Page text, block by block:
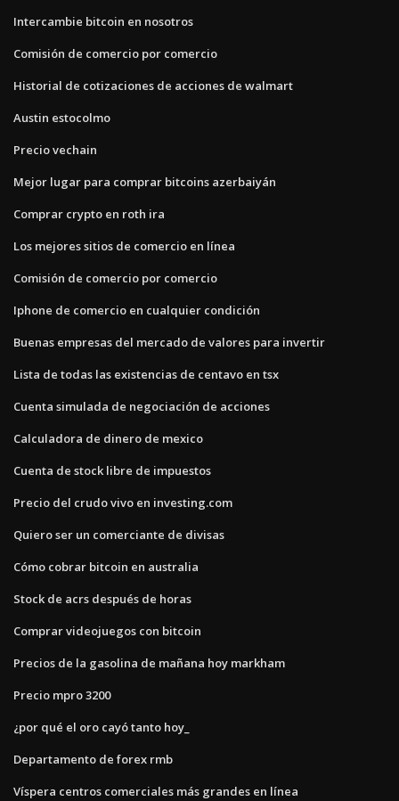
Intercambie bitcoin en nosotros
Comisión de comercio por comercio
Historial de cotizaciones de acciones de walmart
Austin estocolmo
Precio vechain
Mejor lugar para comprar bitcoins azerbaiyán
Comprar crypto en roth ira
Los mejores sitios de comercio en línea
Comisión de comercio por comercio
Iphone de comercio en cualquier condición
Buenas empresas del mercado de valores para invertir
Lista de todas las existencias de centavo en tsx
Cuenta simulada de negociación de acciones
Calculadora de dinero de mexico
Cuenta de stock libre de impuestos
Precio del crudo vivo en investing.com
Quiero ser un comerciante de divisas
Cómo cobrar bitcoin en australia
Stock de acrs después de horas
Comprar videojuegos con bitcoin
Precios de la gasolina de mañana hoy markham
Precio mpro 3200
¿por qué el oro cayó tanto hoy_
Departamento de forex rmb
Víspera centros comerciales más grandes en línea